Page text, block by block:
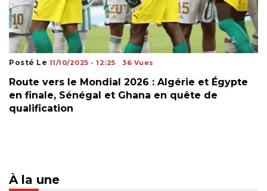
Posté Le 11/10/2025 - 12:25 36 Vues
Route vers le Mondial 2026 : Algérie et Égypte
en finale, Sénégal et Ghana en quête de
qualification
À la une